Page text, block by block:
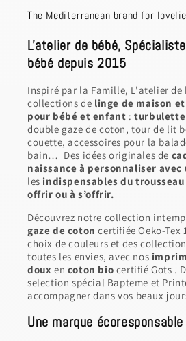
The Mediterranean brand for
L'atelier de bébé,
bébé depuis 2015
Inspiré par la Famille, L'atelier de
collections de linge de maison
pour bébé et enfant :turbulette
double gaze de coton, tour de lit
couette, accessoires pour la
bain… Des idées originales de
naissance à personnaliser
les indispensables du trousseau
offrir ou à s’offrir.
Découvrez notre collection
gaze de coton certifiée Oeko-Tex
choix de couleurs et des
toutes les envies, avec nos
doux en coton bio certifié Gots .
selection spécial Bapteme et
accompagner dans vos beaux
Une marque écoresponsable